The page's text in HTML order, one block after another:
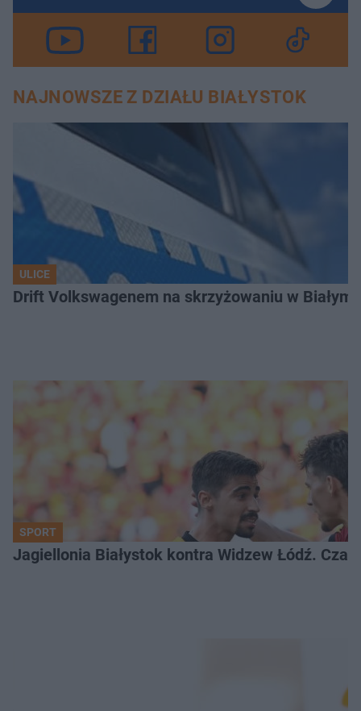
NAJNOWSZE Z DZIAŁU BIAŁYSTOK
ULICE
Drift Volkswagenem na skrzyżowaniu w
SPORT
Jagiellonia Białystok kontra Widzew Łódź.